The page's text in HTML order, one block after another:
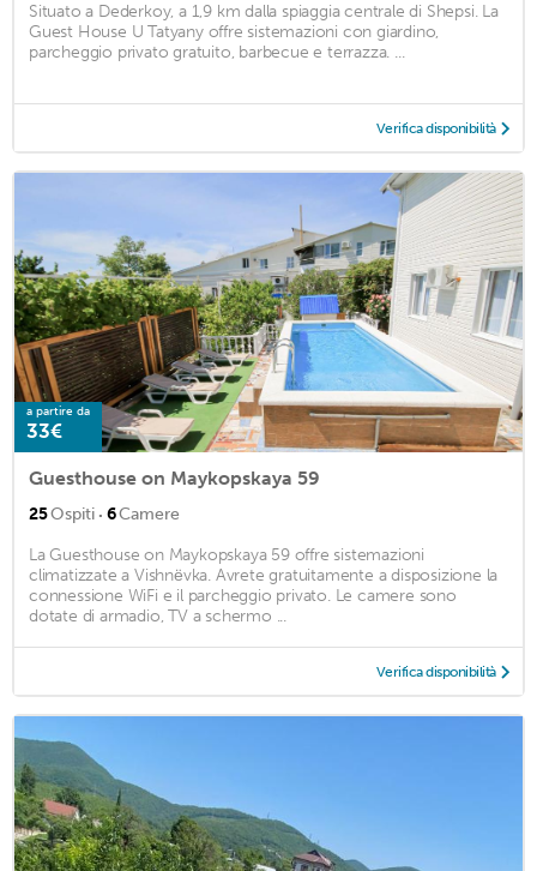
Situato a Dederkoy, a 1,9 km dalla spiaggia centrale di Shepsi. La
Guest House U Tatyany offre sistemazioni con giardino,
parcheggio privato gratuito, barbecue e terrazza. ...
Verifica disponibilità
a partire da
33€
Guesthouse on Maykopskaya 59
25Ospiti · 6Camere
La Guesthouse on Maykopskaya 59 offre sistemazioni
climatizzate a Vishnëvka. Avrete gratuitamente a disposizione la
connessione WiFi e il parcheggio privato. Le camere sono
dotate di armadio, TV a schermo ...
Verifica disponibilità